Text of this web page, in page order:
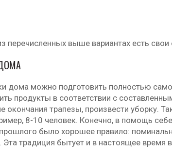
перечисленных выше вариантах есть
дома можно подготовить полностью
продукты в соответствии с
окончания трапезы, произвести уборку.
8-10 человек. Конечно, в помощь
было хорошее правило:
традиция бытует и в настоящее время